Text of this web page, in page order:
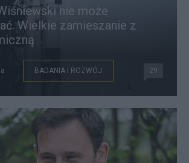
nie może
Wielkie zamieszanie z
BADANIA I ROZWÓJ 29